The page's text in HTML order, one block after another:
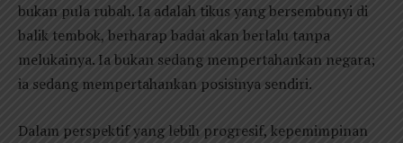
bukan pula rubah. Ia adalah tikus yang bersembunyi di
balik tembok, berharap badai akan berlalu tanpa
melukainya. Ia bukan sedang mempertahankan negara;
ia sedang mempertahankan posisinya sendiri.
Dalam perspektif yang lebih progresif, kepemimpinan